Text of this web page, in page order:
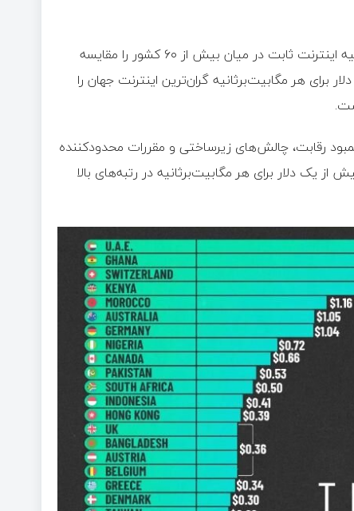
آمار مؤسسه‌ی We Are Social در سال ۲۰۲۵ قیمت هر مگابیت‌برثانیه اینترنت ثابت در میان بیش از ۶۰ کشور را مقایسه
می‌کند. در صدر این فهرست، امارات متحده‌ی عربی با میانگین ۴٫۳۱ دلار برای هر مگابیت‌برثانیه گران‌ترین اینترنت جهان را
رقابت، چالش‌های زیرساختی و مقررات محدودکننده
یک دلار برای هر مگابیت‌برثانیه در رتبه‌های بالا